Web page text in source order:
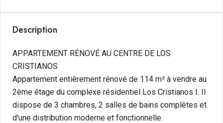
Description
APPARTEMENT RÉNOVÉ AU CENTRE DE LOS
CRISTIANOS
Appartement entièrement rénové de 114 m² à vendre au
2ème étage du complexe résidentiel Los Cristianos I. Il
dispose de 3 chambres, 2 salles de bains complètes et
d'une distribution moderne et fonctionnelle.